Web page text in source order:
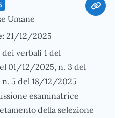
Umane
21/12/2025
verbali 1 del
01/12/2025, n. 3 del
5 del 18/12/2025
esaminatrice
della selezione